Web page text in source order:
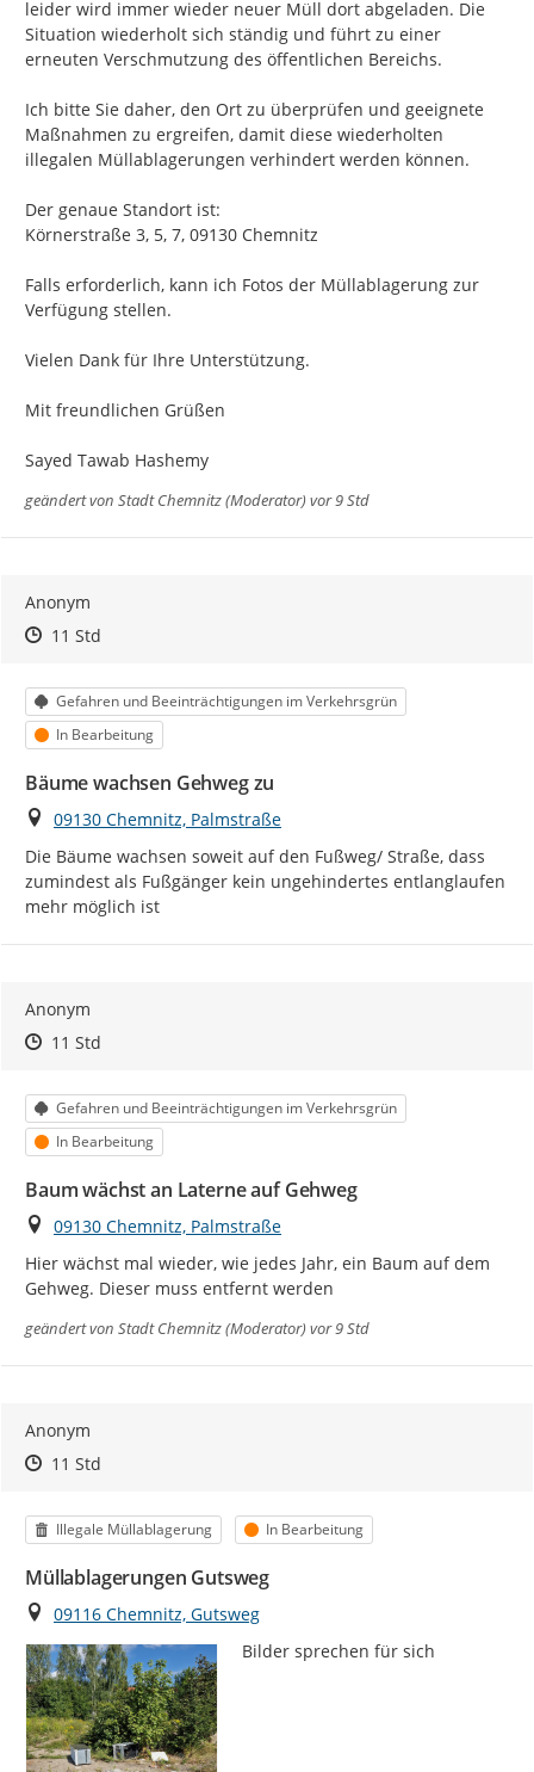
leider wird immer wieder neuer Müll dort abgeladen. Die
Situation wiederholt sich ständig und führt zu einer
erneuten Verschmutzung des öffentlichen Bereichs.
Ich bitte Sie daher, den Ort zu überprüfen und geeignete
Maßnahmen zu ergreifen, damit diese wiederholten
illegalen Müllablagerungen verhindert werden können.
Der genaue Standort ist:
Körnerstraße 3, 5, 7, 09130 Chemnitz
Falls erforderlich, kann ich Fotos der Müllablagerung zur
Verfügung stellen.
Vielen Dank für Ihre Unterstützung.
Mit freundlichen Grüßen
Sayed Tawab Hashemy
geändert von Stadt Chemnitz (Moderator)vor 9 Std
Anonym
Zeitpunkt des Erstellens
Zeitpunkt des Erstellens
11 StdZur Äußerung
Kategorie
Gefahren und Beeinträchtigungen im Verkehrsgrün
Status
In Bearbeitung
Bäume wachsen Gehweg zu
Ort
09130 Chemnitz, Palmstraße
Die Bäume wachsen soweit auf den Fußweg/ Straße, dass
zumindest als Fußgänger kein ungehindertes entlanglaufen
mehr möglich ist
Anonym
Zeitpunkt des Erstellens
Zeitpunkt des Erstellens
11 StdZur Äußerung
Kategorie
Gefahren und Beeinträchtigungen im Verkehrsgrün
Status
In Bearbeitung
Baum wächst an Laterne auf Gehweg
Ort
09130 Chemnitz, Palmstraße
Hier wächst mal wieder, wie jedes Jahr, ein Baum auf dem
Gehweg. Dieser muss entfernt werden
geändert von Stadt Chemnitz (Moderator)vor 9 Std
Anonym
Zeitpunkt des Erstellens
Zeitpunkt des Erstellens
11 StdZur Äußerung
Kategorie
Illegale Müllablagerung Status
In Bearbeitung
Müllablagerungen Gutsweg
Ort
09116 Chemnitz, Gutsweg
Bilder sprechen für sich